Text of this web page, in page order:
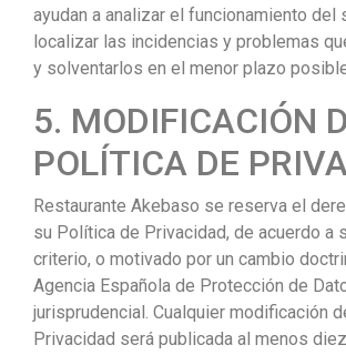
ayudan a analizar el funcionamiento del
localizar las incidencias y problemas
y solventarlos en el menor plazo
5. MODIFICACIÓN
POLÍTICA DE
Restaurante Akebaso se reserva el
su Política de Privacidad, de acuerdo a
criterio, o motivado por un cambio
Agencia Española de Protección de
jurisprudencial. Cualquier modificación
Privacidad será publicada al menos